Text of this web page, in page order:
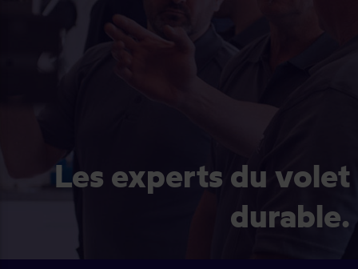
Les experts du volet
durable.